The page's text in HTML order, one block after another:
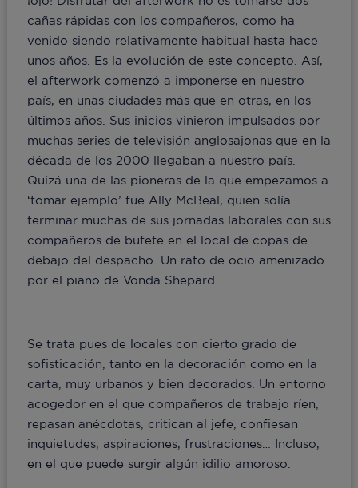
cañas rápidas con los compañeros, como ha
venido siendo relativamente habitual hasta hace
unos años. Es la evolución de este concepto. Así,
el afterwork comenzó a imponerse en nuestro
país, en unas ciudades más que en otras, en los
últimos años. Sus inicios vinieron impulsados por
muchas series de televisión anglosajonas que en la
década de los 2000 llegaban a nuestro país.
Quizá una de las pioneras de la que empezamos a
‘tomar ejemplo’ fue Ally McBeal, quien solía
terminar muchas de sus jornadas laborales con sus
compañeros de bufete en el local de copas de
debajo del despacho. Un rato de ocio amenizado
por el piano de Vonda Shepard.
Se trata pues de locales con cierto grado de
sofisticación, tanto en la decoración como en la
carta, muy urbanos y bien decorados. Un entorno
acogedor en el que compañeros de trabajo ríen,
repasan anécdotas, critican al jefe, confiesan
inquietudes, aspiraciones, frustraciones… Incluso,
en el que puede surgir algún idilio amoroso.